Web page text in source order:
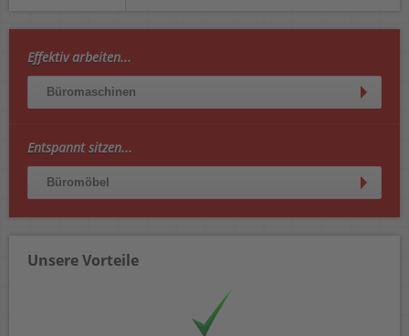
Effektiv arbeiten...
Büromaschinen
Entspannt sitzen...
Büromöbel
Unsere Vorteile